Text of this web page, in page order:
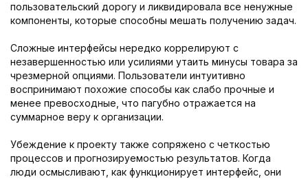
пользовательский дорогу и ликвидировала все ненужные
компоненты, которые способны мешать получению задач.
Сложные интерфейсы нередко коррелируют с
незавершенностью или усилиями утаить минусы товара за
чрезмерной опциями. Пользователи интуитивно
воспринимают похожие способы как слабо прочные и
менее превосходные, что пагубно отражается на
суммарное веру к организации.
Убеждение к проекту также сопряжено с четкостью
процессов и прогнозируемостью результатов. Когда
люди осмысливают, как функционирует интерфейс, они